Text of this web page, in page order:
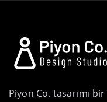
Piyon Co. tasarımı